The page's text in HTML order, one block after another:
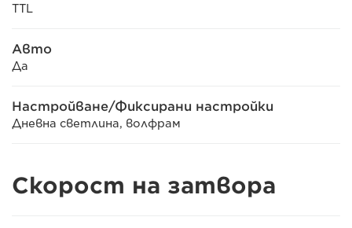
TTL
Авто
Да
Настройване/Фиксирани настройки
Дневна светлина, волфрам
Скорост на затвора